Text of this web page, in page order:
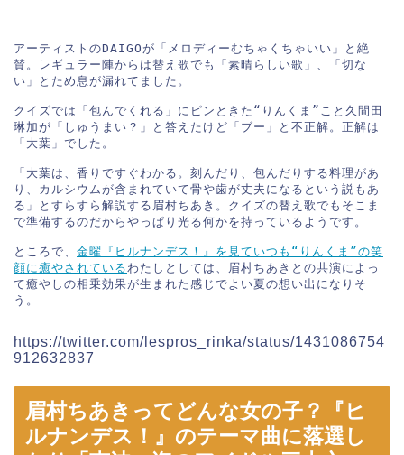
アーティストのDAIGOが「メロディーむちゃくちゃいい」と絶
賛。レギュラー陣からは替え歌でも「素晴らしい歌」、「切な
い」とため息が漏れてました。
クイズでは「包んでくれる」にピンときた“りんくま”こと久間田
琳加が「しゅうまい？」と答えたけど「ブー」と不正解。正解は
「大葉」でした。
「大葉は、香りですぐわかる。刻んだり、包んだりする料理があ
り、カルシウムが含まれていて骨や歯が丈夫になるという説もあ
る」とすらすら解説する眉村ちあき。クイズの替え歌でもそこま
で準備するのだからやっぱり光る何かを持っているようです。
ところで、 金曜『ヒルナンデス！』を見ていつも“りんくま”の笑
顔に癒やされている わたしとしては、眉村ちあきとの共演によっ
て癒やしの相乗効果が生まれた感じでよい夏の想い出になりそ
う。
https://twitter.com/lespros_rinka/status/1431086754
912632837
眉村ちあきってどんな女の子？『ヒ
ルナンデス！』のテーマ曲に落選し